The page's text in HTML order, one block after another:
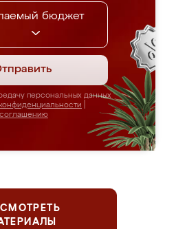
бюджет
персональных данных
соглашению